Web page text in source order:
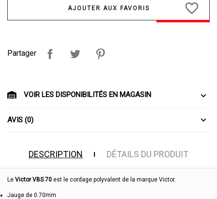
favorite_border
Partager
VOIR LES DISPONIBILITÉS EN MAGASIN
AVIS (0)
DESCRIPTION DÉTAILS DU PRODUIT
Le Victor VBS 70 est le cordage polyvalent de la marque Victor.
Jauge de 0.70mm